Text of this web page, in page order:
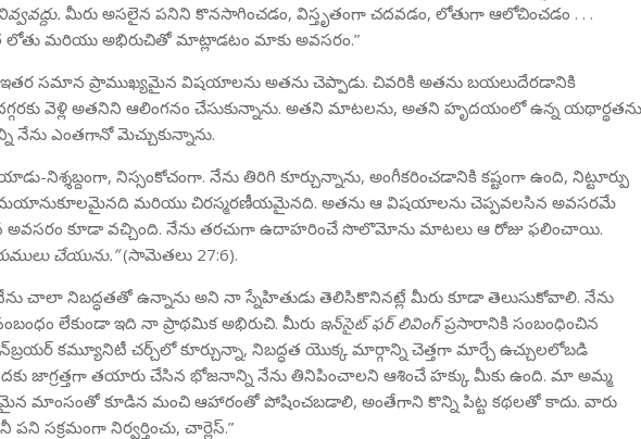
మీరు అసలైన పనిని కొనసాగించడం, విస్తృతంగా చదవడం, లోతుగా ఆలోచించడం . . .
మరియు అభిరుచితో మాట్లాడటం మాకు అవసరం.”
సమాన ప్రాముఖ్యమైన విషయాలను అతను చెప్పాడు. చివరికి అతను బయలుదేరడానికి
వెళ్లి అతనిని ఆలింగనం చేసుకున్నాను. అతని మాటలను, అతని హృదయంలో ఉన్న
ఎంతగానో మెచ్చుకున్నాను.
నిశ్శబ్దంగా, నిస్సంకోచంగా. నేను తిరిగి కూర్చున్నాను, అంగీకరించడానికి కష్టంగా ఉంది, నిట్టూర్పు
మరియు చిరస్మరణీయమైనది. అతను ఆ విషయాలను చెప్పవలసిన అవసరమే
అవసరం కూడా వచ్చింది. నేను తరచుగా ఉదాహరించే సొలొమోను మాటలు ఆ రోజు ఫలించాయి.
చేయును.”(సామెతలు 27:6).
చాలా నిబద్ధతతో ఉన్నాను అని నా స్నేహితుడు తెలిసికొనినట్లే మీరు కూడా తెలుసుకోవాలి. నేను
లేకుండా ఇది నా ప్రాథమిక అభిరుచి. మీరు ఇన్‌సైట్ ఫర్ లివింగ్ప్రసారానికి సంబంధించిన
కమ్యూనిటీ చర్చ్‌లో కూర్చున్నా, నిబద్ధత యొక్క మార్గాన్ని చెత్తగా మార్చే ఉచ్చులలోబడి
జాగ్రత్తగా తయారు చేసిన భోజనాన్ని నేను తినిపించాలని ఆశించే హక్కు మీకు ఉంది. మా అమ్మ
మాంసంతో కూడిన మంచి ఆహారంతో పోషించబడాలి, అంతేగాని కొన్ని పిట్ట కథలతో కాదు. వారు
సక్రమంగా నిర్వర్తించు, చార్లెస్.”